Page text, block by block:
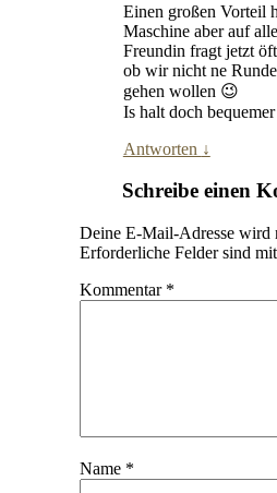
Einen großen Vorteil
Maschine aber auf
Freundin fragt jetzt
ob wir nicht ne
gehen wollen 😉
Is halt doch
Antworten ↓
Schreibe einen
Deine E-Mail-Adresse wird
Erforderliche Felder sind mit
Kommentar *
Name *